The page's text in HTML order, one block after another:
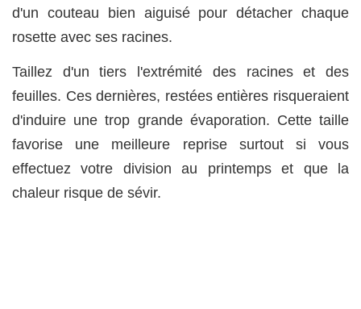
d'un couteau bien aiguisé pour détacher chaque
rosette avec ses racines.
Taillez d'un tiers l'extrémité des racines et des
feuilles. Ces dernières, restées entières risqueraient
d'induire une trop grande évaporation. Cette taille
favorise une meilleure reprise surtout si vous
effectuez votre division au printemps et que la
chaleur risque de sévir.